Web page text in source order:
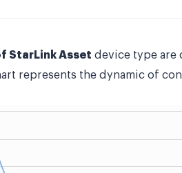
StarLink Asset device type are
represents the dynamic of